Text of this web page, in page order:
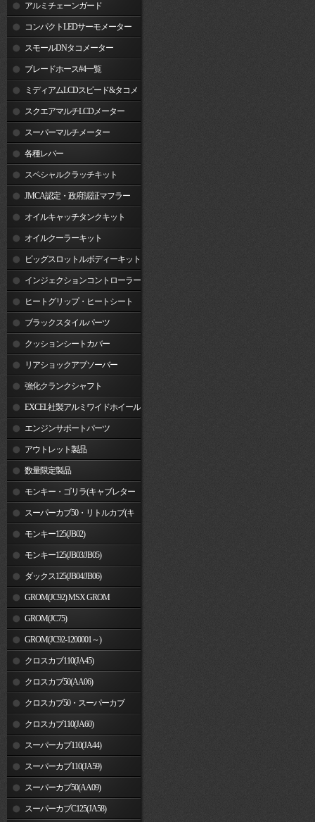
アルミチェーンガード
コンパクトLEDサーモメーター
スモールDNタコメーター
ブレードホース#4一覧
ミディアムLCDスピード&タコメ
ータースクエアマルチLCDメーター
スーパーマルチメーター
各種レバー
スペシャルクラッチキット
JMCA認定・政府認証マフラー
オイルキャッチタンクキット
オイルクーラーキット
ビッグスロットルボディーキット
インジェクションコントローラー
ヒートグリップ・ヒートシート
ブラックスタイルパーツ
クッションシートカバー
リアショックアブソーバー
強化クランクシャフト
EXCEL社製アルミワイドホイール
リム エンジンサポートパーツ
アウトレット製品
数量限定製品
モンキー・ゴリラ(キャブレター
車) スーパーカブ50・リトルカブ(キ
ャブレター車)
モンキー125(JB02)
モンキー125(JB03/JB05)
ダックス125(JB04/JB06)
GROM(JC92) MSX GROM
GROM(JC75)
GROM(JC92-1200001～)
クロスカブ110(JA45)
クロスカブ50(AA06)
クロスカブ50・スーパーカブ
50(AA09)/110(JA44)
クロスカブ110(JA60)
スーパーカブ110(JA44)
スーパーカブ110(JA59)
スーパーカブ50(AA09)
スーパーカブC125(JA58)